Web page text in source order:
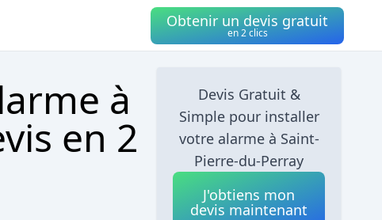
Obtenir un devis gratuit
en 2 clics
à
en 2
Devis Gratuit &
Simple pour installer
votre alarme à Saint-
Pierre-du-Perray
J'obtiens mon
devis maintenant